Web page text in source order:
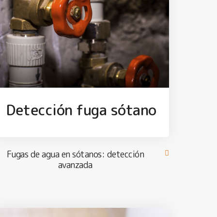
Detección fuga sótano
Fugas de agua en sótanos: detección
avanzada